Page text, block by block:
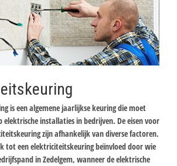
is een algemene jaarlijkse keuring die moet
installaties in bedrijven. De eisen voor
zijn afhankelijk van diverse factoren.
tot een elektriciteitskeuring beïnvloed door wie
in Zedelgem, wanneer de elektrische